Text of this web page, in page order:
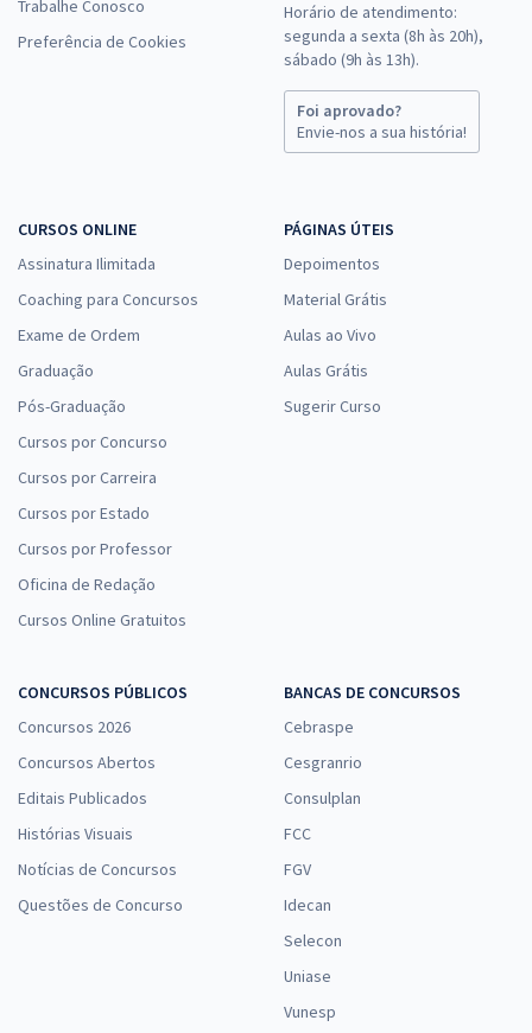
Trabalhe Conosco
Preferência de Cookies
Horário de atendimento:
segunda a sexta (8h às 20h),
sábado (9h às 13h).
Foi aprovado?
Envie-nos a sua história!
CURSOS ONLINE
Assinatura Ilimitada
Coaching para Concursos
Exame de Ordem
Graduação
Pós-Graduação
Cursos por Concurso
Cursos por Carreira
Cursos por Estado
Cursos por Professor
Oficina de Redação
Cursos Online Gratuitos
PÁGINAS ÚTEIS
Depoimentos
Material Grátis
Aulas ao Vivo
Aulas Grátis
Sugerir Curso
CONCURSOS PÚBLICOS
Concursos 2026
Concursos Abertos
Editais Publicados
Histórias Visuais
Notícias de Concursos
Questões de Concurso
BANCAS DE CONCURSOS
Cebraspe
Cesgranrio
Consulplan
FCC
FGV
Idecan
Selecon
Uniase
Vunesp